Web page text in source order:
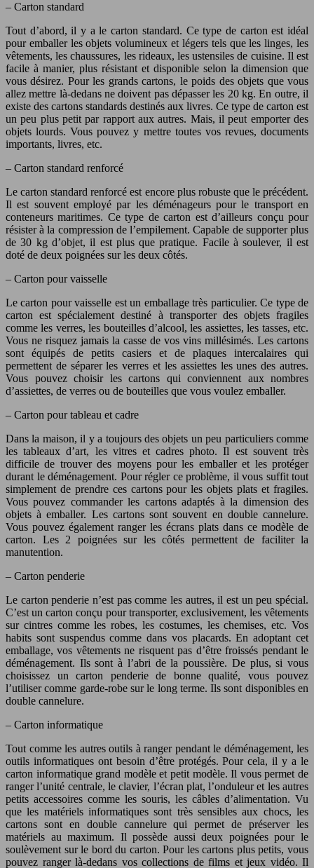
– Carton standard
Tout d’abord, il y a le carton standard. Ce type de carton est idéal
pour emballer les objets volumineux et légers tels que les linges, les
vêtements, les chaussures, les rideaux, les ustensiles de cuisine. Il est
facile à manier, plus résistant et disponible selon la dimension que
vous désirez. Pour les grands cartons, le poids des objets que vous
allez mettre là-dedans ne doivent pas dépasser les 20 kg. En outre, il
existe des cartons standards destinés aux livres. Ce type de carton est
un peu plus petit par rapport aux autres. Mais, il peut emporter des
objets lourds. Vous pouvez y mettre toutes vos revues, documents
importants, livres, etc.
– Carton standard renforcé
Le carton standard renforcé est encore plus robuste que le précédent.
Il est souvent employé par les déménageurs pour le transport en
conteneurs maritimes. Ce type de carton est d’ailleurs conçu pour
résister à la compression de l’empilement. Capable de supporter plus
de 30 kg d’objet, il est plus que pratique. Facile à soulever, il est
doté de deux poignées sur les deux côtés.
– Carton pour vaisselle
Le carton pour vaisselle est un emballage très particulier. Ce type de
carton est spécialement destiné à transporter des objets fragiles
comme les verres, les bouteilles d’alcool, les assiettes, les tasses, etc.
Vous ne risquez jamais la casse de vos vins millésimés. Les cartons
sont équipés de petits casiers et de plaques intercalaires qui
permettent de séparer les verres et les assiettes les unes des autres.
Vous pouvez choisir les cartons qui conviennent aux nombres
d’assiettes, de verres ou de bouteilles que vous voulez emballer.
– Carton pour tableau et cadre
Dans la maison, il y a toujours des objets un peu particuliers comme
les tableaux d’art, les vitres et cadres photo. Il est souvent très
difficile de trouver des moyens pour les emballer et les protéger
durant le déménagement. Pour régler ce problème, il vous suffit tout
simplement de prendre ces cartons pour les objets plats et fragiles.
Vous pouvez commander les cartons adaptés à la dimension des
objets à emballer. Les cartons sont souvent en double cannelure.
Vous pouvez également ranger les écrans plats dans ce modèle de
carton. Les 2 poignées sur les côtés permettent de faciliter la
manutention.
– Carton penderie
Le carton penderie n’est pas comme les autres, il est un peu spécial.
C’est un carton conçu pour transporter, exclusivement, les vêtements
sur cintres comme les robes, les costumes, les chemises, etc. Vos
habits sont suspendus comme dans vos placards. En adoptant cet
emballage, vos vêtements ne risquent pas d’être froissés pendant le
déménagement. Ils sont à l’abri de la poussière. De plus, si vous
choisissez un carton penderie de bonne qualité, vous pouvez
l’utiliser comme garde-robe sur le long terme. Ils sont disponibles en
double cannelure.
– Carton informatique
Tout comme les autres outils à ranger pendant le déménagement, les
outils informatiques ont besoin d’être protégés. Pour cela, il y a le
carton informatique grand modèle et petit modèle. Il vous permet de
ranger l’unité centrale, le clavier, l’écran plat, l’onduleur et les autres
petits accessoires comme les souris, les câbles d’alimentation. Vu
que les matériels informatiques sont très sensibles aux chocs, les
cartons sont en double cannelure qui permet de préserver les
matériels au maximum. Il possède aussi deux poignées pour le
soulèvement sur le bord du carton. Pour les cartons plus petits, vous
pouvez ranger là-dedans vos collections de films et jeux vidéo. Il